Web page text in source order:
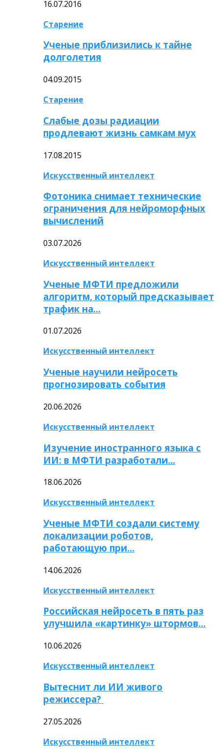
16.07.2016
Старение
Ученые приблизились к тайне
долголетия
04.09.2015
Старение
Слабые дозы радиации
продлевают жизнь самкам мух
17.08.2015
Искусственный интеллект
Фотоника снимает технические
ограничения для нейроморфных
вычислений
03.07.2026
Искусственный интеллект
Ученые МФТИ предложили
алгоритм, который предсказывает
трафик на…
01.07.2026
Искусственный интеллект
Ученые научили нейросеть
прогнозировать события
20.06.2026
Искусственный интеллект
Изучение иностранного языка с
ИИ: в МФТИ разработали…
18.06.2026
Искусственный интеллект
Ученые МФТИ создали систему
локализации роботов,
работающую при…
14.06.2026
Искусственный интеллект
Российская нейросеть в пять раз
улучшила «картинку» штормов…
10.06.2026
Искусственный интеллект
Вытеснит ли ИИ живого
режиссера?
27.05.2026
Искусственный интеллект